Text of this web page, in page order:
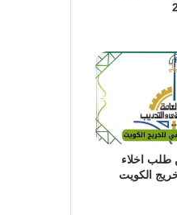
طلب اخلاء
الكويت